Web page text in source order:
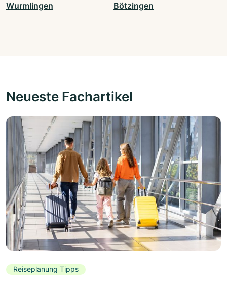
Wurmlingen Bötzingen
Neueste Fachartikel
Reiseplanung Tipps